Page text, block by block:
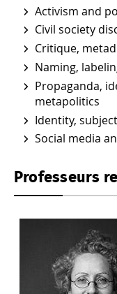
Activism and
Civil society
Critique,
Naming,
Propaganda,
metapolitics
Identity,
Social media
Professeurs